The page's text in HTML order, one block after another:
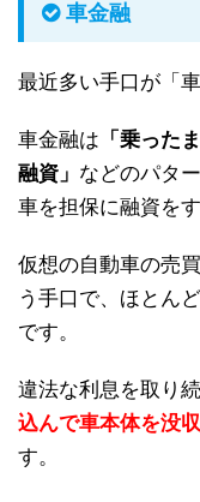
車金融
最近多い手口が「
車金融は 「乗った
融資」 などのパタ
車を担保に融資を
仮想の自動車の売
う手口で、ほとん
です。
違法な利息を取り続
込んで車本体を没
す。